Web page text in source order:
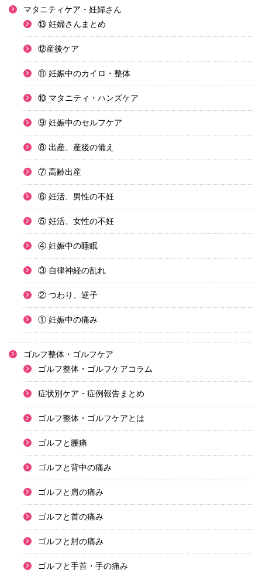
マタニティケア・妊婦さん
⑬ 妊婦さんまとめ
⑫産後ケア
⑪ 妊娠中のカイロ・整体
⑩ マタニティ・ハンズケア
⑨ 妊娠中のセルフケア
⑧ 出産、産後の備え
⑦ 高齢出産
⑥ 妊活、男性の不妊
⑤ 妊活、女性の不妊
④ 妊娠中の睡眠
③ 自律神経の乱れ
② つわり、逆子
① 妊娠中の痛み
ゴルフ整体・ゴルフケア
ゴルフ整体・ゴルフケアコラム
症状別ケア・症例報告まとめ
ゴルフ整体・ゴルフケアとは
ゴルフと腰痛
ゴルフと背中の痛み
ゴルフと肩の痛み
ゴルフと首の痛み
ゴルフと肘の痛み
ゴルフと手首・手の痛み